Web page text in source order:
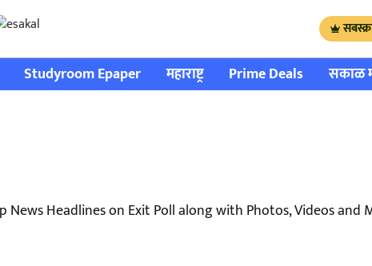
Studyroom Epaper महाराष्ट्र Prime Deals सकाळ
Headlines on Exit Poll along with Photos, Videos